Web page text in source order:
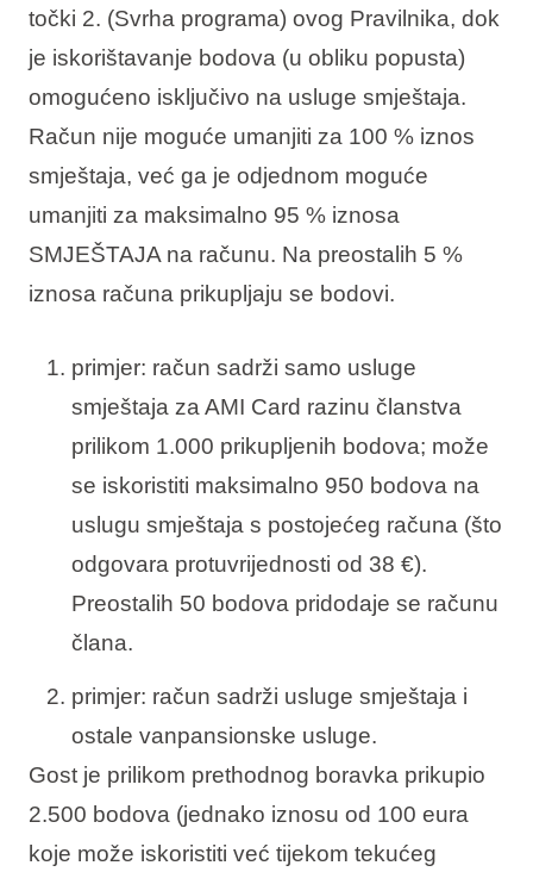
točki 2. (Svrha programa) ovog Pravilnika, dok
je iskorištavanje bodova (u obliku popusta)
omogućeno isključivo na usluge smještaja.
Račun nije moguće umanjiti za 100 % iznos
smještaja, već ga je odjednom moguće
umanjiti za maksimalno 95 % iznosa
SMJEŠTAJA na računu. Na preostalih 5 %
iznosa računa prikupljaju se bodovi.
primjer: račun sadrži samo usluge
smještaja za AMI Card razinu članstva
prilikom 1.000 prikupljenih bodova; može
se iskoristiti maksimalno 950 bodova na
uslugu smještaja s postojećeg računa (što
odgovara protuvrijednosti od 38 €).
Preostalih 50 bodova pridodaje se računu
člana.
primjer: račun sadrži usluge smještaja i
ostale vanpansionske usluge.
Gost je prilikom prethodnog boravka prikupio
2.500 bodova (jednako iznosu od 100 eura
koje može iskoristiti već tijekom tekućeg